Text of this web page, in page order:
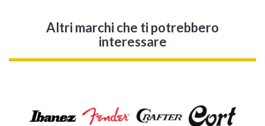
Altri marchi che ti potrebbero
interessare